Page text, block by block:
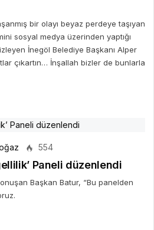
bir olayı beyaz perdeye taşıyan
sosyal medya üzerinden yaptığı
İnegöl Belediye Başkanı Alper
çıkartın… İnşallah bizler de bunlarla
554
Paneli düzenlendi
Başkan Batur, “Bu panelden